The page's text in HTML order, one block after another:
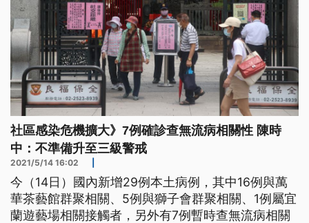
社區感染危機擴大》7例確診查無流病相關性 陳時
中：不準備升至三級警戒
2021/5/14 16:02
今（14日）國內新增29例本土病例，其中16例與萬
華茶藝館群聚相關、5例與獅子會群聚相關、1例屬宜
蘭遊藝場相關接觸者，另外有7例暫時查無流病相關